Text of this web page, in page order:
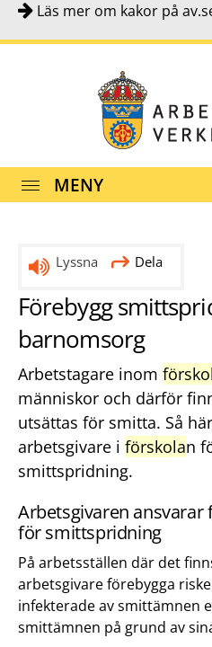
Läs mer om kakor på
MENY
Lyssna Dela
Förebygg
barnomsorg
Arbetstagare inom
människor och därför
utsättas för smitta. Så
arbetsgivare i förskolan
smittspridning.
Arbetsgivaren
för smittspridning
På arbetsställen där det
arbetsgivare förebygga
infekterade av smittämnen
smittämnen på grund av